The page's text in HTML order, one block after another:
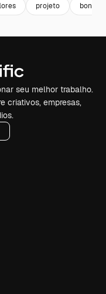
projeto bonito
seu melhor trabalho.
criativos, empresas,